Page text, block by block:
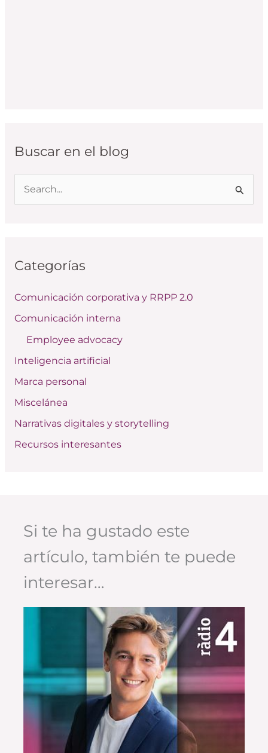
Buscar en el blog
a
p
o
:
Categorías
Comunicación corporativa y RRPP 2.0
Comunicación interna
Employee advocacy
Inteligencia artificial
Marca personal
Miscelánea
Narrativas digitales y storytelling
Recursos interesantes
Si te ha gustado este
artículo, también te puede
interesar…